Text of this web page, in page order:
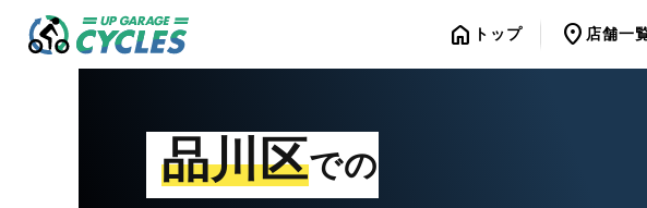
home トップ location_on 店舗一
品川区での